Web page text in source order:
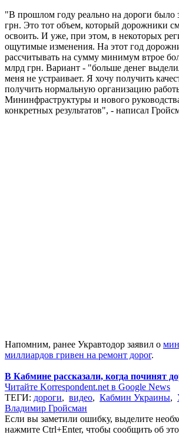
"В прошлом году реально на дороги было
грн. Это тот объем, который дорожники
освоить. И уже, при этом, в некоторых
ощутимые изменения. На этот год
рассчитывать на сумму минимум втрое
млрд грн. Вариант - "больше денег
меня не устраивает. Я хочу получить
получить нормальную организацию
Мининфраструктуры и нового
конкретных результатов", - написал
Напомним, ранее Укравтодор заявил о
миллиардов гривен на ремонт дорог.
В Кабмине рассказали, когда починят
Читайте Korrespondent.net в Google News
ТЕГИ: дороги, видео, Кабмин Украины,
Владимир Гройсман
Если вы заметили ошибку, выделите
нажмите Ctrl+Enter, чтобы сообщить об